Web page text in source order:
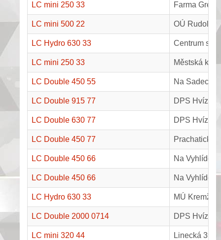
LC mini 250 33 Farma
LC mini 500 22 OÚ
LC Hydro 630 33 Centrum
LC mini 250 33 Městská
LC Double 450 55 Na Sadech
LC Double 915 77 DPS
LC Double 630 77 DPS
LC Double 450 77 Prachatická
LC Double 450 66 Na Vyhlídce
LC Double 450 66 Na Vyhlídce
LC Hydro 630 33 MÚ Kremže
LC Double 2000 0714 DPS
LC mini 320 44 Linecká